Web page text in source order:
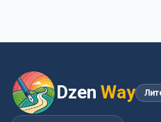
Dzen Way